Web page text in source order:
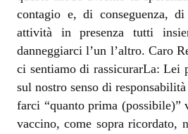
contagio e, di conseguenza,
attività in presenza tutti
danneggiarci l’un l’altro. Caro
ci sentiamo di rassicurarLa: Lei
sul nostro senso di
farci “quanto prima (possibile)”
vaccino, come sopra ricordato,